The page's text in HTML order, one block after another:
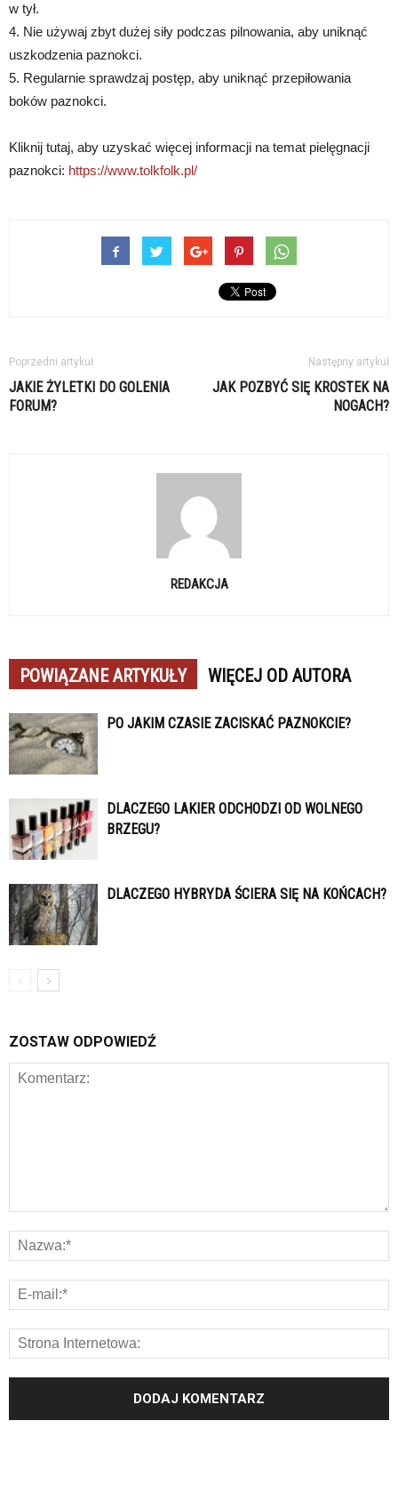
w tył.
4. Nie używaj zbyt dużej siły podczas pilnowania, aby uniknąć
uszkodzenia paznokci.
5. Regularnie sprawdzaj postęp, aby uniknąć przepiłowania
boków paznokci.
Kliknij tutaj, aby uzyskać więcej informacji na temat pielęgnacji
paznokci: https://www.tolkfolk.pl/
Poprzedni artykuł
JAKIE ŻYLETKI DO GOLENIA
FORUM?
Następny artykuł
JAK POZBYĆ SIĘ KROSTEK NA
NOGACH?
REDAKCJA
POWIĄZANE ARTYKUŁY WIĘCEJ OD AUTORA
PO JAKIM CZASIE ZACISKAĆ PAZNOKCIE?
DLACZEGO LAKIER ODCHODZI OD WOLNEGO
BRZEGU?
DLACZEGO HYBRYDA ŚCIERA SIĘ NA KOŃCACH?
ZOSTAW ODPOWIEDŹ